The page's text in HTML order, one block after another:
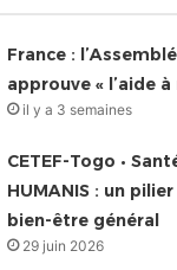
France :
approuve « l’aide
il y a 3 semaines
CETEF-Togo •
HUMANIS : un
bien-être général
29 juin 2026